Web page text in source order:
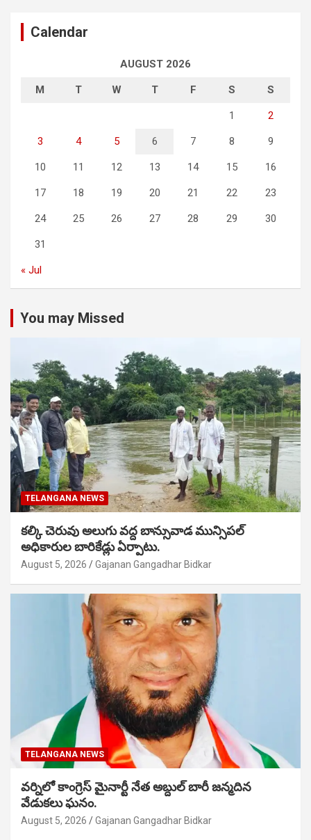
Calendar
AUGUST 2026
M T W T F S S
1 2
3 4 5 6 7 8 9
10 11 12 13 14 15 16
17 18 19 20 21 22 23
24 25 26 27 28 29 30
31
« Jul
You may Missed
TELANGANA NEWS
కల్కి చెరువు అలుగు వద్ద బాన్సువాడ మున్సిపల్
అధికారుల బారికేడ్లు ఏర్పాటు.
August 5, 2026 Gajanan Gangadhar Bidkar
TELANGANA NEWS
వర్నిలో కాంగ్రెస్ మైనార్టీ నేత అబ్దుల్ బారీ జన్మదిన
వేడుకలు ఘనం.
August 5, 2026 Gajanan Gangadhar Bidkar